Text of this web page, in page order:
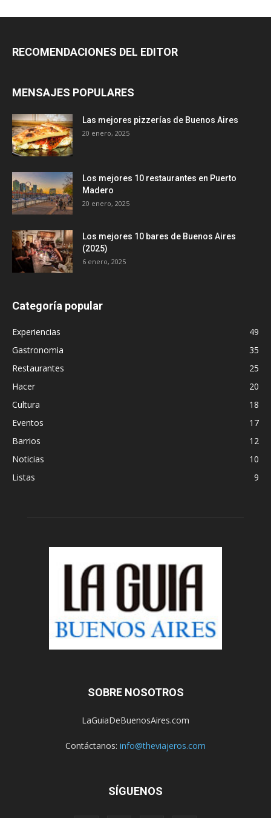
RECOMENDACIONES DEL EDITOR
MENSAJES POPULARES
Las mejores pizzerías de Buenos Aires
20 enero, 2025
Los mejores 10 restaurantes en Puerto
Madero
20 enero, 2025
Los mejores 10 bares de Buenos Aires
(2025)
6 enero, 2025
Categoría popular
Experiencias
49
Gastronomia
35
Restaurantes
25
Hacer
20
Cultura
18
Eventos
17
Barrios
12
Noticias
10
Listas
9
SOBRE NOSOTROS
LaGuiaDeBuenosAires.com
Contáctanos: info@theviajeros.com
SÍGUENOS